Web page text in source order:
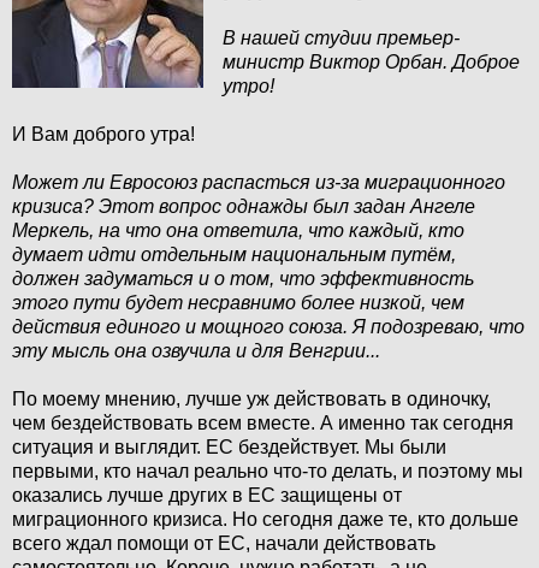
В нашей студии премьер-
министр Виктор Орбан. Доброе
утро!
И Вам доброго утра!
Может ли Евросоюз распасться из-за миграционного
кризиса? Этот вопрос однажды был задан Ангеле
Меркель, на что она ответила, что каждый, кто
думает идти отдельным национальным путём,
должен задуматься и о том, что эффективность
этого пути будет несравнимо более низкой, чем
действия единого и мощного союза. Я подозреваю, что
эту мысль она озвучила и для Венгрии...
По моему мнению, лучше уж действовать в одиночку,
чем бездействовать всем вместе. А именно так сегодня
ситуация и выглядит. ЕС бездействует. Мы были
первыми, кто начал реально что-то делать, и поэтому мы
оказались лучше других в ЕС защищены от
миграционного кризиса. Но сегодня даже те, кто дольше
всего ждал помощи от ЕС, начали действовать